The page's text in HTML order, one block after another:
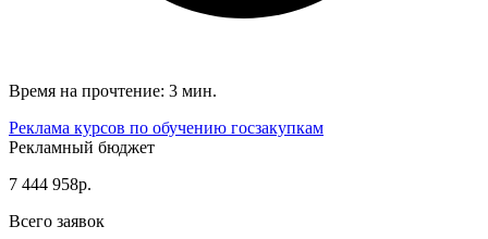
Время на прочтение: 3 мин.
Реклама курсов по обучению госзакупкам
Рекламный бюджет
7 444 958р.
Всего заявок